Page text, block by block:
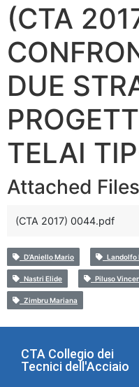
(CTA
DUE
TELAI
Attached Files
(CTA 2017) 0044.pdf
D’Aniello Mario Landolfo
Nastri Elide Piluso
Zimbru Mariana
CTA Collegio dei
Tecnici dell'Acciaio